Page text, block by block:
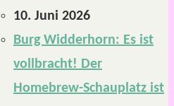
10. Juni 2026
Burg Widderhorn: Es ist
vollbracht! Der
Homebrew-Schauplatz ist